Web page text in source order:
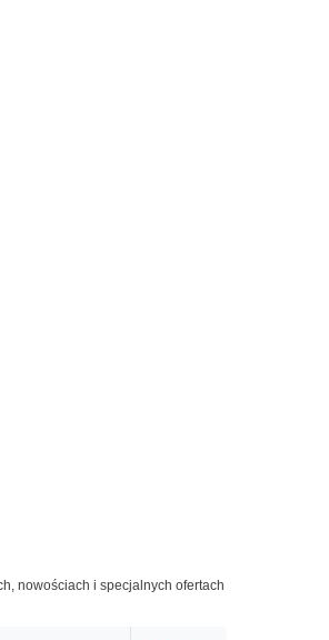
nowościach i specjalnych ofertach